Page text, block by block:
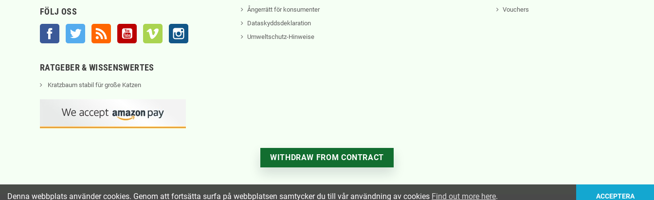
FÖLJ OSS
Facebook Twitter RSS YouTube Vimeo
Ångerrätt för konsumenter
Dataskyddsdeklaration
Umweltschutz-Hinweise
Vouchers
RATGEBER & WISSENSWERTES
Kratzbaum stabil für große Katzen
WITHDRAW FROM CONTRACT
Denna webbplats använder cookies. Genom att fortsätta surfa på webbplatsen samtycker du till vår användning av cookies Find out more here. ACCEPTERA